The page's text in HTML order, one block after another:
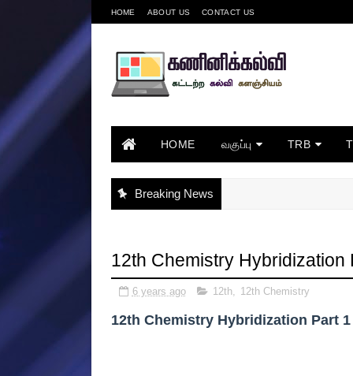
HOME ABOUT US CONTACT US
HOME வகுப்பு TRB
Breaking News
12th Chemistry Hybridization
6 years ago 12th, 12th Chemistry
12th Chemistry Hybridization Part